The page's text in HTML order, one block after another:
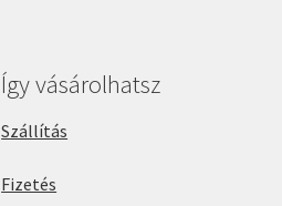
Így vásárolhatsz
Szállítás
Fizetés